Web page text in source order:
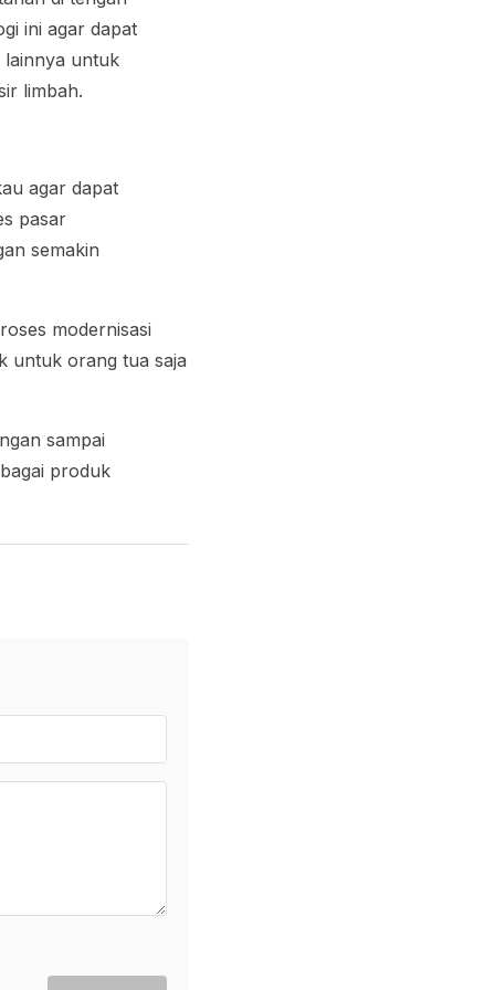
ini agar dapat
lainnya untuk
limbah.
agar dapat
pasar
semakin
modernisasi
untuk orang tua saja
sampai
produk